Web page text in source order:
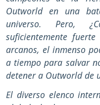
Outworld en una
universo. Pero,
suficientemente
arcanos, el inmenso
a tiempo para salvar
detener a Outworld de
El diverso elenco